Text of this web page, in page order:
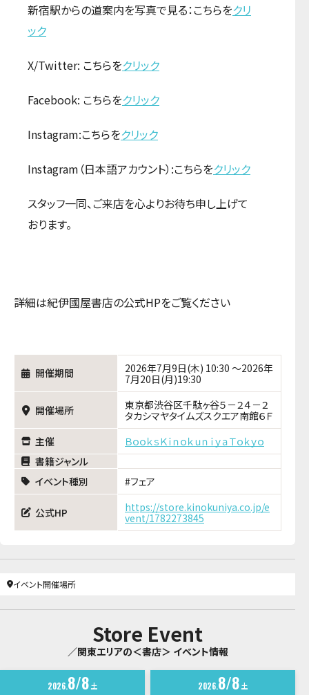
新宿駅からの道案内を写真で見る：こちらをクリ
ック
X/Twitter: こちらをクリック
Facebook: こちらをクリック
Instagram:こちらをクリック
Instagram（日本語アカウント）:こちらをクリック
スタッフ一同、ご来店を心よりお待ち申し上げて
おります。
詳細は紀伊國屋書店の公式HPをご覧ください
開催期間
2026年7月9日(木) 10:30 ～2026年
7月20日(月)19:30
開催場所
東京都渋谷区千駄ヶ谷５－２４－２
タカシマヤタイムズスクエア南館６Ｆ
主催
ＢｏｏｋｓＫｉｎｏｋｕｎｉｙａＴｏｋｙｏ
書籍ジャンル
イベント種別
フェア
公式HP
https://store.kinokuniya.co.jp/e
vent/1782273845
イベント開催場所
Store Event
／関東エリアの＜書店＞ イベント情報
20268 8 土 2026 8 8 土